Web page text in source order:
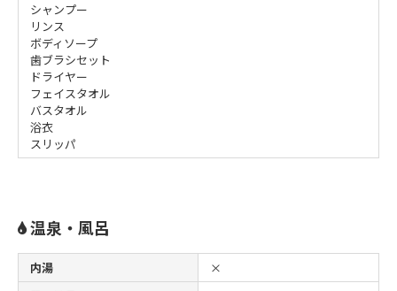
シャンプー
リンス
ボディソープ
歯ブラシセット
ドライヤー
フェイスタオル
バスタオル
浴衣
スリッパ
温泉・風呂
内湯
×